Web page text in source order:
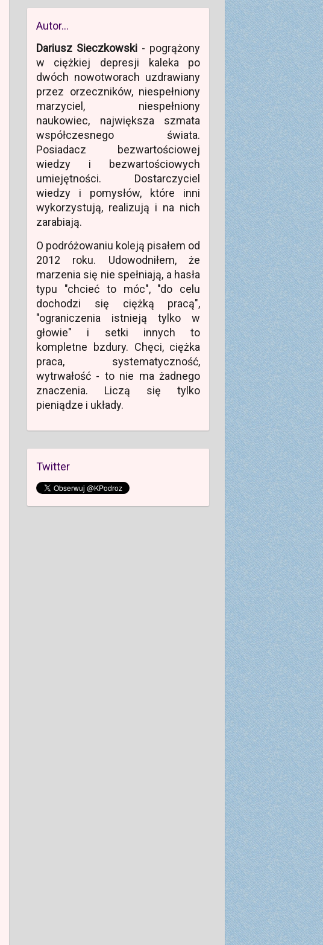
Autor…
Dariusz Sieczkowski - pogrążony
w ciężkiej depresji kaleka po
dwóch nowotworach uzdrawiany
przez orzeczników, niespełniony
marzyciel, niespełniony
naukowiec, największa szmata
współczesnego świata.
Posiadacz bezwartościowej
wiedzy i bezwartościowych
umiejętności. Dostarczyciel
wiedzy i pomysłów, które inni
wykorzystują, realizują i na nich
zarabiają.
O podróżowaniu koleją pisałem od
2012 roku. Udowodniłem, że
marzenia się nie spełniają, a hasła
typu "chcieć to móc", "do celu
dochodzi się ciężką pracą",
"ograniczenia istnieją tylko w
głowie" i setki innych to
kompletne bzdury. Chęci, ciężka
praca, systematyczność,
wytrwałość - to nie ma żadnego
znaczenia. Liczą się tylko
pieniądze i układy.
Twitter